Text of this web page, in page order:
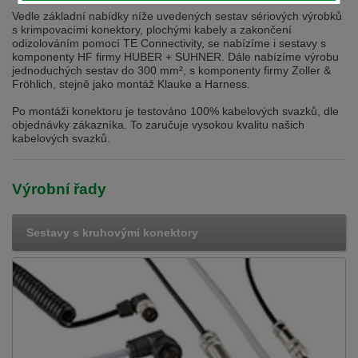
selected one. This website is also available in German. Would you like to
switch to the German version?
Switch to German version Stay on this version
Wir haben erkannt, dass ihr Browser eine andere Sprache als die derzeit
Möchten Sie zur Deutschen Version wechseln?
Zur deutschen Version wechseln
switch to the Czech version?
Zdá se, že Váš prohlížeč je v jiném jazyce, než jaký je momentálně používán.
Tato stránka je k dispozici i v češtině. Chcete přepnout na českou verzi?
Přepnout na českou verzi Zůstaňte v této verzi
Váš prohlížeč se zdá být v jiném jazyce, než je právě používaný jazyk. Tato
stránka je také k dispozici v němčině. Přejete si přejít na německou verzi?
Vedle základní nabídky níže uvedených sestav sériových výrobků
s krimpovacími konektory, plochými kabely a zakončení
odizolováním pomocí TE Connectivity, se nabízíme i sestavy s
komponenty HF firmy HUBER + SUHNER. Dále nabízíme výrobu
jednoduchých sestav do 300 mm², s komponenty firmy Zoller &
Fröhlich, stejně jako montáž Klauke a Harness.
Po montáži konektoru je testováno 100% kabelových svazků, dle
objednávky zákazníka. To zaručuje vysokou kvalitu našich
kabelových svazků.
Výrobní řady
Sestavy s kruhovými konektory